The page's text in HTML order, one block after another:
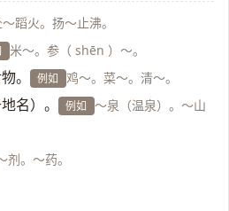
蹈火。扬～止沸。
米～。参（ shēn ）～。
。 例如 鸡～。菜～。清～。
名）。 例如 ～泉（温泉）。～山
剂。～药。